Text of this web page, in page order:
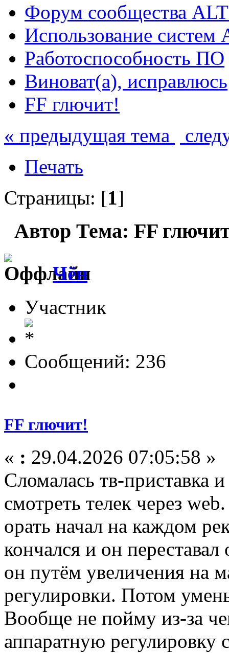
Форум сообщества
Использование систем
Работоспособность ПО
Виноват(а), исправлюсь
FF глючит!
« предыдущая тема
Печать
Страницы: [1]
Автор Тема: FF
Чён
Участник
Сообщений: 236
FF глючит!
« : 29.04.2026 07:05:58 »
Сломалась тв-приставка
смотреть телек через
орать начал на каждом
кончался и он
он путём увеличения на
регулировки. Потом
Вообще не пойму из-за
аппаратную регулировку